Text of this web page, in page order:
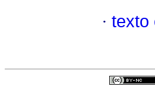
· texto